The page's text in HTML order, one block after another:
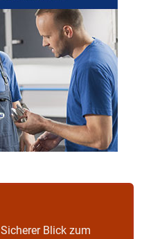
Sicherer Blick zum